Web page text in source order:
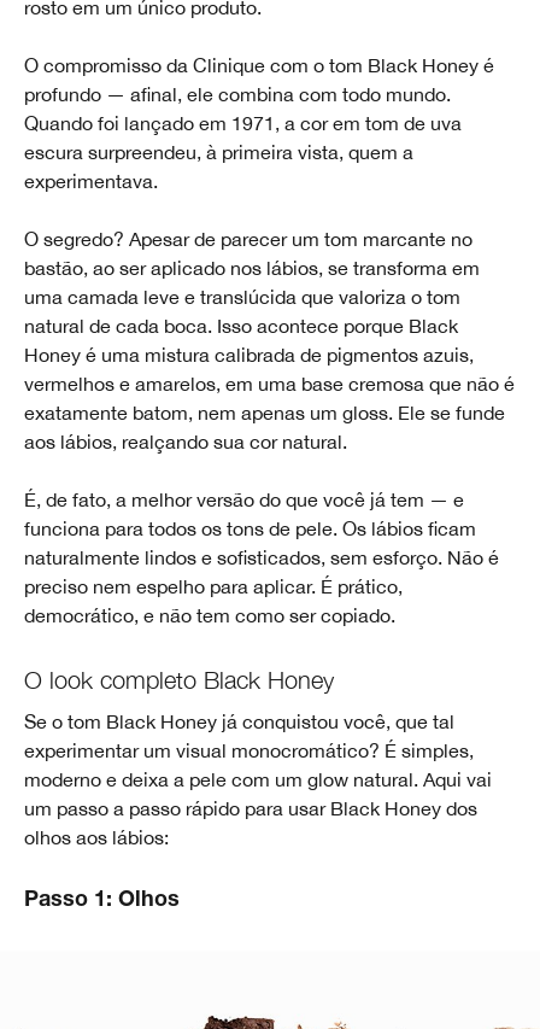
rosto em um único produto.
O compromisso da Clinique com o tom Black Honey é
profundo — afinal, ele combina com todo mundo.
Quando foi lançado em 1971, a cor em tom de uva
escura surpreendeu, à primeira vista, quem a
experimentava.
O segredo? Apesar de parecer um tom marcante no
bastão, ao ser aplicado nos lábios, se transforma em
uma camada leve e translúcida que valoriza o tom
natural de cada boca. Isso acontece porque Black
Honey é uma mistura calibrada de pigmentos azuis,
vermelhos e amarelos, em uma base cremosa que não é
exatamente batom, nem apenas um gloss. Ele se funde
aos lábios, realçando sua cor natural.
É, de fato, a melhor versão do que você já tem — e
funciona para todos os tons de pele. Os lábios ficam
naturalmente lindos e sofisticados, sem esforço. Não é
preciso nem espelho para aplicar. É prático,
democrático, e não tem como ser copiado.
O look completo Black Honey
Se o tom Black Honey já conquistou você, que tal
experimentar um visual monocromático? É simples,
moderno e deixa a pele com um glow natural. Aqui vai
um passo a passo rápido para usar Black Honey dos
olhos aos lábios:
Passo 1: Olhos